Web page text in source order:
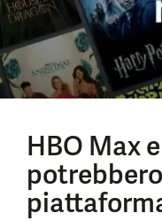
HBO Max